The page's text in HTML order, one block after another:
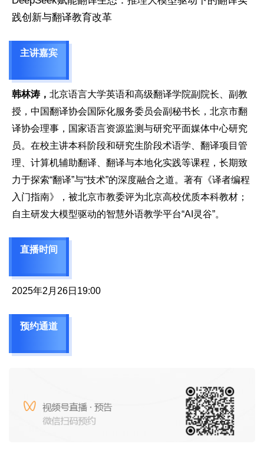
践创新与翻译教育改革
主讲嘉宾
韩林涛， 北京语言大学英语和高级翻译学院副院长、副教
授，中国翻译协会国际化服务委员会副秘书长，北京市翻
译协会理事，国家语言资源监测与研究平面媒体中心研究
员。在校主讲本科阶段和研究生阶段术语学、翻译项目管
理、计算机辅助翻译、翻译与本地化实践等课程，长期致
力于探索“翻译”与“技术”的深度融合之道。著有《译者编程
入门指南》，被北京市教委评为北京高校优质本科教材；
自主研发大模型驱动的智慧外语教学平台“AI灵谷”。
直播时间
2025年2月26日19:00
预约通道